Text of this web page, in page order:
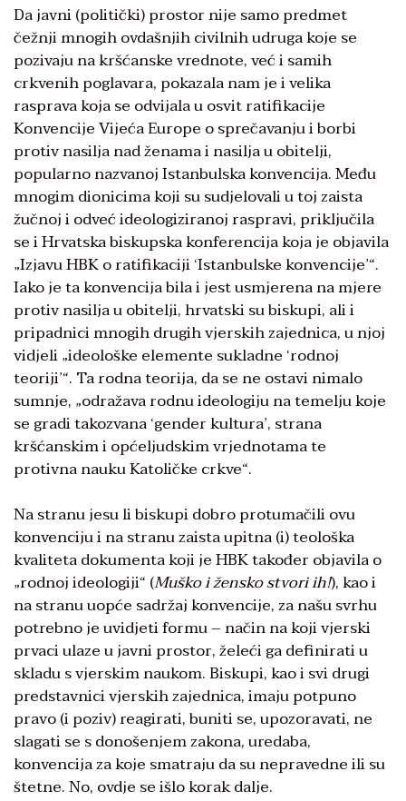
Da javni (politički) prostor nije samo predmet
čežnji mnogih ovdašnjih civilnih udruga koje se
pozivaju na kršćanske vrednote, već i samih
crkvenih poglavara, pokazala nam je i velika
rasprava koja se odvijala u osvit ratifikacije
Konvencije Vijeća Europe o sprečavanju i borbi
protiv nasilja nad ženama i nasilja u obitelji,
popularno nazvanoj Istanbulska konvencija. Među
mnogim dionicima koji su sudjelovali u toj zaista
žučnoj i odveć ideologiziranoj raspravi, priključila
se i Hrvatska biskupska konferencija koja je objavila
„Izjavu HBK o ratifikaciji ‘Istanbulske konvencije’“.
Iako je ta konvencija bila i jest usmjerena na mjere
protiv nasilja u obitelji, hrvatski su biskupi, ali i
pripadnici mnogih drugih vjerskih zajednica, u njoj
vidjeli „ideološke elemente sukladne ‘rodnoj
teoriji’“. Ta rodna teorija, da se ne ostavi nimalo
sumnje, „odražava rodnu ideologiju na temelju koje
se gradi takozvana ‘gender kultura’, strana
kršćanskim i općeljudskim vrjednotama te
protivna nauku Katoličke crkve“.
Na stranu jesu li biskupi dobro protumačili ovu
konvenciju i na stranu zaista upitna (i) teološka
kvaliteta dokumenta koji je HBK također objavila o
„rodnoj ideologiji“ (Muško i žensko stvori ih!), kao i
na stranu uopće sadržaj konvencije, za našu svrhu
potrebno je uvidjeti formu – način na koji vjerski
prvaci ulaze u javni prostor, želeći ga definirati u
skladu s vjerskim naukom. Biskupi, kao i svi drugi
predstavnici vjerskih zajednica, imaju potpuno
pravo (i poziv) reagirati, buniti se, upozoravati, ne
slagati se s donošenjem zakona, uredaba,
konvencija za koje smatraju da su nepravedne ili su
štetne. No, ovdje se išlo korak dalje.